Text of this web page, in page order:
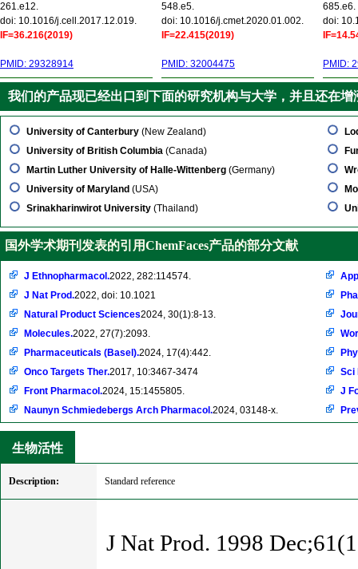
261.e12.
doi: 10.1016/j.cell.2017.12.019.
IF=36.216(2019)
PMID: 29328914
548.e5.
doi: 10.1016/j.cmet.2020.01.002.
IF=22.415(2019)
PMID: 32004475
685.e6.
doi:
PMID:
我们的产品现已经出口到下面的研究机构与大学，并且还在增
University of Canterbury (New Zealand)
University of British Columbia (Canada)
Martin Luther University of Halle-Wittenberg (Germany)
University of Maryland (USA)
Srinakharinwirot University (Thailand)
国外学术期刊发表的引用ChemFaces产品的部分文献
J Ethnopharmacol.2022, 282:114574.
J Nat Prod.2022, doi: 10.1021
Natural Product Sciences2024, 30(1):8-13.
Molecules.2022, 27(7):2093.
Pharmaceuticals (Basel).2024, 17(4):442.
Onco Targets Ther.2017, 10:3467-3474
Front Pharmacol.2024, 15:1455805.
Naunyn Schmiedebergs Arch Pharmacol.2024, 03148-x.
Sci
J
生物活性
Description: Standard reference
J Nat Prod. 1998